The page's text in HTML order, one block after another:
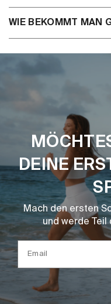
WIE BEKOMMT MAN
DEINE
Mach den ersten
und werde Teil
Email